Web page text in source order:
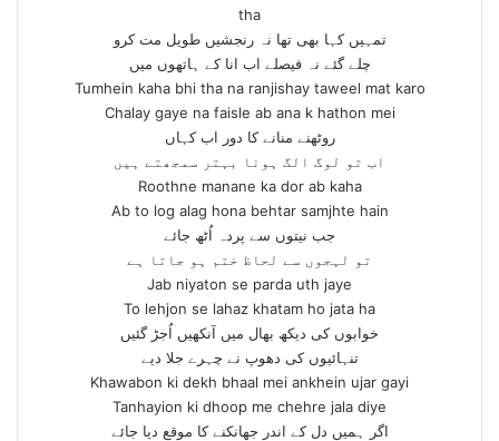
tha
تمہیں کہا بھی تھا نہ رنجشیں طویل مت کرو
چلے گئے نہ فیصلے اب انا کے ہاتھوں میں
Tumhein kaha bhi tha na ranjishay taweel mat karo
Chalay gaye na faisle ab ana k hathon mei
روٹھنے منانے کا دور اب کہاں
اب تو لوگ الگ ہونا بہتر سمجھتے ہیں
Roothne manane ka dor ab kaha
Ab to log alag hona behtar samjhte hain
جب نیتوں سے پردہ اُٹھ جائے
تو لہجوں سے لحاظ ختم ہو جاتا ہے
Jab niyaton se parda uth jaye
To lehjon se lahaz khatam ho jata ha
خوابوں کی دیکھ بھال میں آنکھیں اُجڑ گئیں
تنہائیوں کی دھوپ نے چہرے جلا دیے
Khawabon ki dekh bhaal mei ankhein ujar gayi
Tanhayion ki dhoop me chehre jala diye
اگر ہمیں دل کے اندر جھانکنے کا موقع دیا جائے